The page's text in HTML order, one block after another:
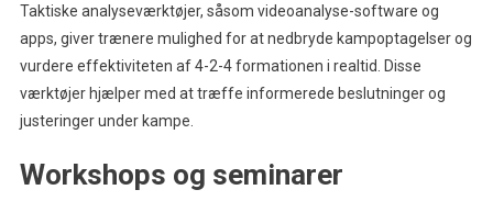
Taktiske analyseværktøjer, såsom videoanalyse-software og
apps, giver trænere mulighed for at nedbryde kampoptagelser og
vurdere effektiviteten af 4-2-4 formationen i realtid. Disse
værktøjer hjælper med at træffe informerede beslutninger og
justeringer under kampe.
Workshops og seminarer